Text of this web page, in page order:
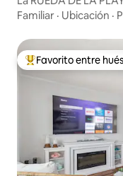
Familiar · Ubicación ·
De los mejores en
Favorito entre